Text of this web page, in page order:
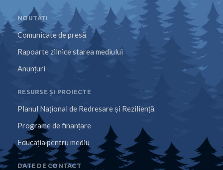
NOUTĂȚI
Comunicate de presă
Rapoarte zilnice starea mediului
Anunțuri
RESURSE ȘI PROIECTE
Planul Național de Redresare și Reziliență
Programe de finanțare
Educația pentru mediu
DATE DE CONTACT